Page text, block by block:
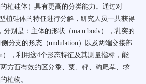
植硅体）具有更高的分类能力。通过对
植硅体的特征进行分解，研究人员一共获得
分别是：主体的形状（main body），乳突的
侧分支的形态（undulation）以及两端交接部
），利用这4个形态特征及其测量指标，能
方面有效的区分黍、粟、稗、狗尾草、求
植物。